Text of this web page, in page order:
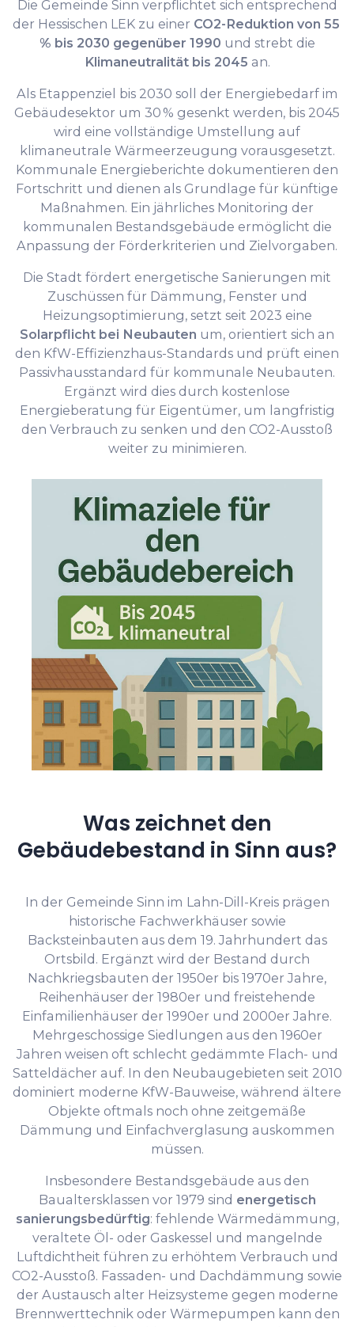
Die Gemeinde Sinn verpflichtet sich entsprechend
der Hessischen LEK zu einer CO2-Reduktion von 55
% bis 2030 gegenüber 1990 und strebt die
Klimaneutralität bis 2045 an.
Als Etappenziel bis 2030 soll der Energiebedarf im
Gebäudesektor um 30 % gesenkt werden, bis 2045
wird eine vollständige Umstellung auf
klimaneutrale Wärmeerzeugung vorausgesetzt.
Kommunale Energieberichte dokumentieren den
Fortschritt und dienen als Grundlage für künftige
Maßnahmen. Ein jährliches Monitoring der
kommunalen Bestandsgebäude ermöglicht die
Anpassung der Förderkriterien und Zielvorgaben.
Die Stadt fördert energetische Sanierungen mit
Zuschüssen für Dämmung, Fenster und
Heizungsoptimierung, setzt seit 2023 eine
Solarpflicht bei Neubauten um, orientiert sich an
den KfW-Effizienzhaus-Standards und prüft einen
Passivhausstandard für kommunale Neubauten.
Ergänzt wird dies durch kostenlose
Energieberatung für Eigentümer, um langfristig
den Verbrauch zu senken und den CO2-Ausstoß
weiter zu minimieren.
Was zeichnet den
Gebäudebestand in Sinn aus?
In der Gemeinde Sinn im Lahn-Dill-Kreis prägen
historische Fachwerkhäuser sowie
Backsteinbauten aus dem 19. Jahrhundert das
Ortsbild. Ergänzt wird der Bestand durch
Nachkriegsbauten der 1950er bis 1970er Jahre,
Reihenhäuser der 1980er und freistehende
Einfamilienhäuser der 1990er und 2000er Jahre.
Mehrgeschossige Siedlungen aus den 1960er
Jahren weisen oft schlecht gedämmte Flach- und
Satteldächer auf. In den Neubaugebieten seit 2010
dominiert moderne KfW-Bauweise, während ältere
Objekte oftmals noch ohne zeitgemäße
Dämmung und Einfachverglasung auskommen
müssen.
Insbesondere Bestandsgebäude aus den
Baualtersklassen vor 1979 sind energetisch
sanierungsbedürftig: fehlende Wärmedämmung,
veraltete Öl- oder Gaskessel und mangelnde
Luftdichtheit führen zu erhöhtem Verbrauch und
CO2-Ausstoß. Fassaden- und Dachdämmung sowie
der Austausch alter Heizsysteme gegen moderne
Brennwerttechnik oder Wärmepumpen kann den